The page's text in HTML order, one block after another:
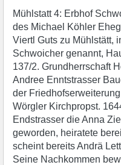
Mühlstatt 4: Erbhof
des Michael Köhler
Viertl Guts zu Mühlstätt,
Schwoicher genannt,
137/2. Grundherrschaft
Andree Enntstrasser
der
Wörgler Kirchpropst.
Endstrasser die Anna
geworden, heiratete
scheint bereits Andrä
Seine Nachkommen